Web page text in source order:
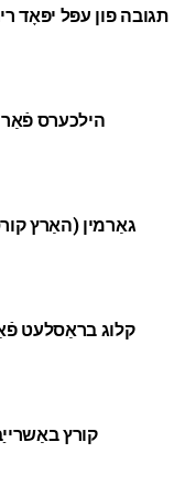
הילכערס פֿאַר
גאַרמין (האַרץ
קלוג בראַסלעט
קורץ